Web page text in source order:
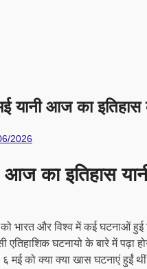
आज का इतिहास
2026
का इतिहास यानी
भारत और विश्व में कई घटनाओं
एतिहाशिक घटनायो के बारे में
मई को क्या क्या खास घटनाएं हुईं